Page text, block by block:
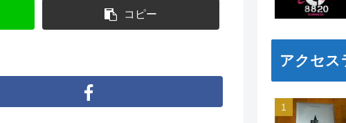
コピー
アクセス